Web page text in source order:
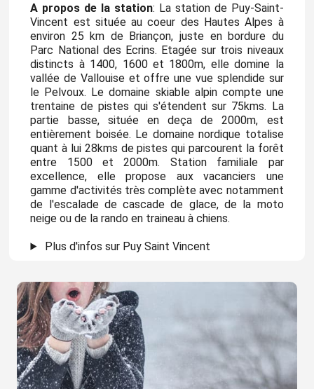
A propos de la station: La station de Puy-Saint-
Vincent est située au coeur des Hautes Alpes à
environ 25 km de Briançon, juste en bordure du
Parc National des Ecrins. Etagée sur trois niveaux
distincts à 1400, 1600 et 1800m, elle domine la
vallée de Vallouise et offre une vue splendide sur
le Pelvoux. Le domaine skiable alpin compte une
trentaine de pistes qui s'étendent sur 75kms. La
partie basse, située en deça de 2000m, est
entièrement boisée. Le domaine nordique totalise
quant à lui 28kms de pistes qui parcourent la forêt
entre 1500 et 2000m. Station familiale par
excellence, elle propose aux vacanciers une
gamme d'activités très complète avec notamment
de l'escalade de cascade de glace, de la moto
neige ou de la rando en traineau à chiens.
Plus d'infos sur Puy Saint Vincent